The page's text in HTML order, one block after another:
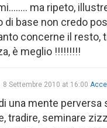
ma ripeto,
di base non credo
concerne il resto,
è meglio !!!!!!!!!
8 Settembre 2010 at 16:00
una mente perversa
tradire, seminare